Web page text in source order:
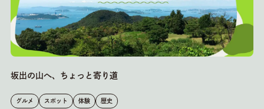
坂出の山へ、ちょっと寄り道
グルメ スポット 体験 歴史